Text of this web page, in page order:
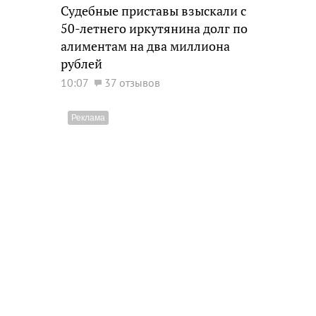
Судебные приставы взыскали с
50-летнего иркутянина долг по
алиментам на два миллиона
рублей
10:07 37 отзывов